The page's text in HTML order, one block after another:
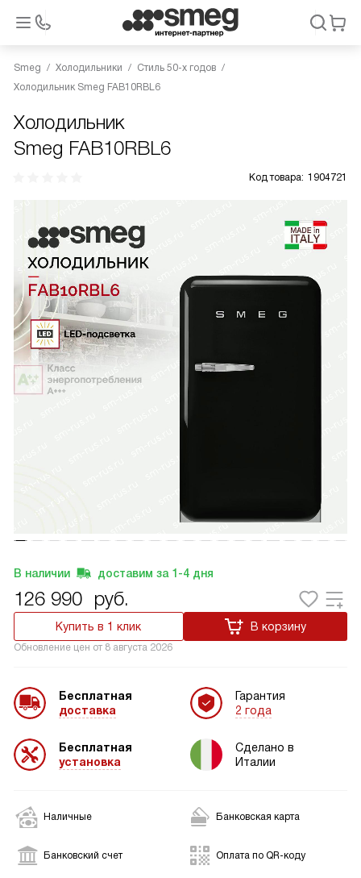
Smeg Холодильники
Стиль 50-х годов
Холодильник Smeg FAB10RBL6
Холодильник
Smeg FAB10RBL6
Код товара: 1904721
В наличии доставим за 1-4 дня
126 990 руб.
Купить в 1 клик В корзину
Обновление цен от 8 августа 2026
Бесплатная
доставка
Бесплатная
установка
Гарантия
2 года
Сделано в
Италии
Наличные Банковская карта
Банковский счет Оплата по QR-коду